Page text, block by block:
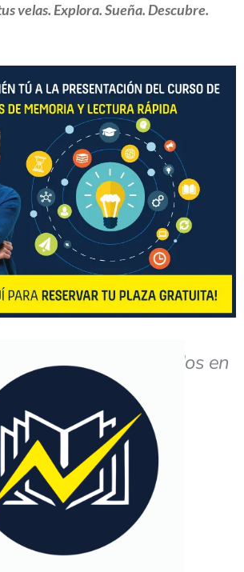
velas. Explora. Sueña. Descubre.
resultados deseados en
el estudio?